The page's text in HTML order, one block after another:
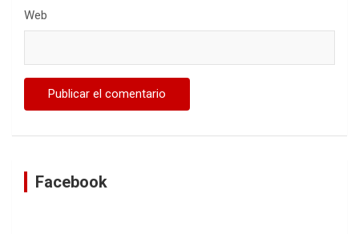
Web
Facebook